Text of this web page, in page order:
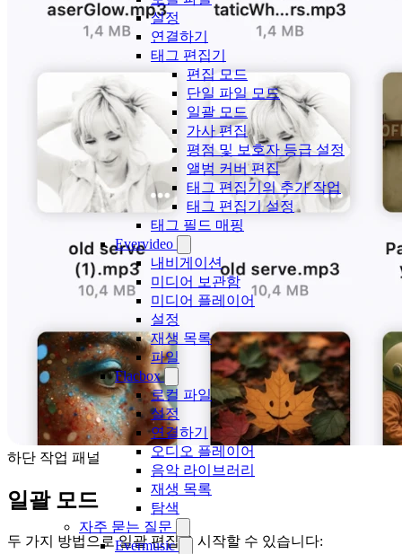
설정
연결하기
태그 편집기
편집 모드
단일 파일 모드
일괄 모드
가사 편집
평점 및 보호자 등급 설정
앨범 커버 편집
태그 편집기의 추가 작업
태그 편집기 설정
태그 필드 매핑
Evervideo
내비게이션
미디어 보관함
미디어 플레이어
설정
재생 목록
파일
Flacbox
로컬 파일
설정
연결하기
오디오 플레이어
음악 라이브러리
재생 목록
탐색
자주 묻는 질문
Evermusic
하단 작업 패널
일괄 모드
두 가지 방법으로 일괄 편집을 시작할 수 있습니다: